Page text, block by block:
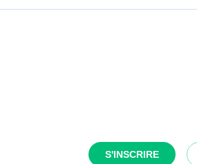
S'INSCRIRE